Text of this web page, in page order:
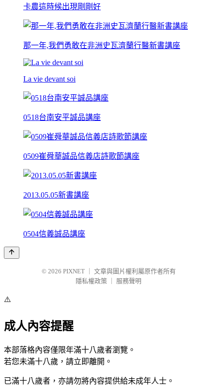
卡農這時候出現剛剛好
那一年,我們勇敢在非洲史瓦濟蘭行醫新書講座
La vie devant soi
0518台南安平誠品講座
0509崔舜華誠品信義店詩歌節講座
2013.05.05新書講座
0504信義誠品講座
© 2026 PIXNET
文章與圖片權利屬原作者所有
隱私權政策
服務聲明
⚠️
成人內容提醒
本部落格內容僅限年滿十八歲者瀏覽。
若您未滿十八歲，請立即離開。
已滿十八歲者，亦請勿將內容提供給未成年人士。